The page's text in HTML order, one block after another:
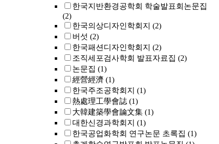
한국지반환경공학회 학술발표회논문집
(2)
한국의상디자인학회지 (2)
버섯 (2)
한국패션디자인학회지 (2)
조직세포검사학회 발표자료집 (2)
논문집 (1)
經營經濟 (1)
한국주조공학회지 (1)
熱處理工學會誌 (1)
大韓建築學會論文集 (1)
대한신경과학회지 (1)
한국공업화학회 연구논문 초록집 (1)